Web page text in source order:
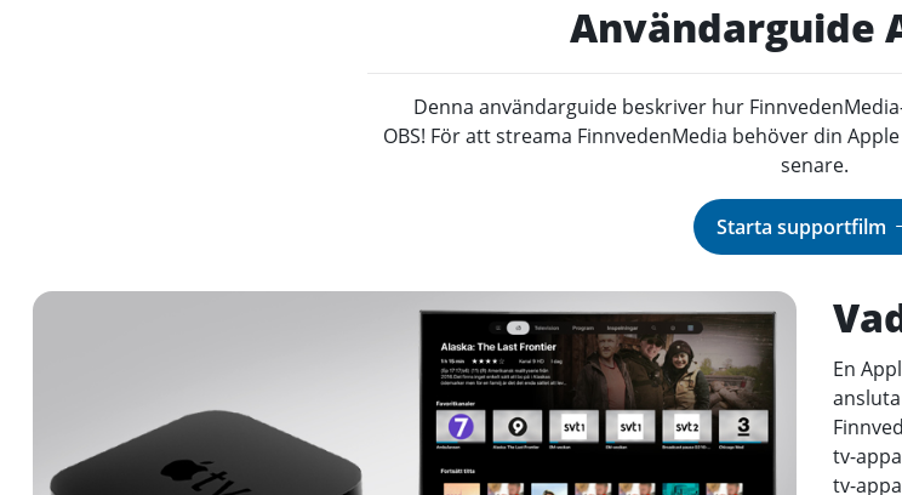
Användarguide
Denna användarguide beskriver hur
OBS! För att streama FinnvedenMedia behöver din
senare.
Starta supportfilm
En
tv-
tv-